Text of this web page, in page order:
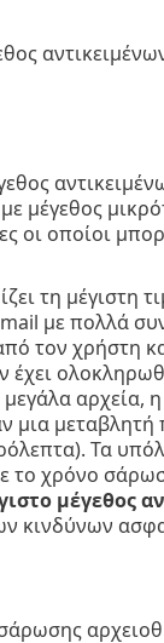
μέγεθος
οποίοι
τη μέγιστη
με πολλά
τον χρήστη
μια
Τα
το χρόνο
μέγεθος
κινδύνων